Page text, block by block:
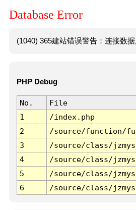
Database Error
(1040) 365建站错误警告：连接数
PHP Debug
No. File
1
/index.php
2
/source/function/
3
/source/class/
4
/source/class/
5
/source/class/
6
/source/class/